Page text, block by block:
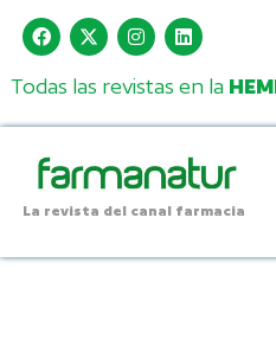
Todas las revistas en la
La revista del canal farmacia